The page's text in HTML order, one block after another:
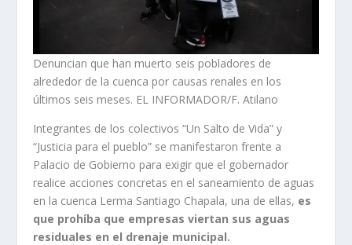
Denuncian que han muerto seis pobladores de
alrededor de la cuenca por causas renales en los
últimos seis meses. EL INFORMADOR/F. Atilano
Integrantes de los colectivos “Un Salto de Vida” y
“Justicia para el pueblo” se manifestaron frente a
Palacio de Gobierno para exigir que el gobernador
realice acciones concretas en el saneamiento de aguas
en la cuenca Lerma Santiago Chapala, una de ellas, es
que prohíba que empresas viertan sus aguas
residuales en el drenaje municipal.